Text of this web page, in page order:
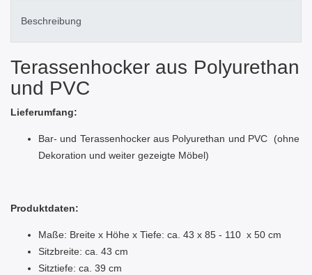
Beschreibung
Terassenhocker aus Polyurethan
und PVC
Lieferumfang:
Bar- und Terassenhocker aus Polyurethan und PVC (ohne
Dekoration und weiter gezeigte Möbel)
Produktdaten:
Maße: Breite x Höhe x Tiefe: ca. 43 x 85 - 110 x 50 cm
Sitzbreite: ca. 43 cm
Sitztiefe: ca. 39 cm